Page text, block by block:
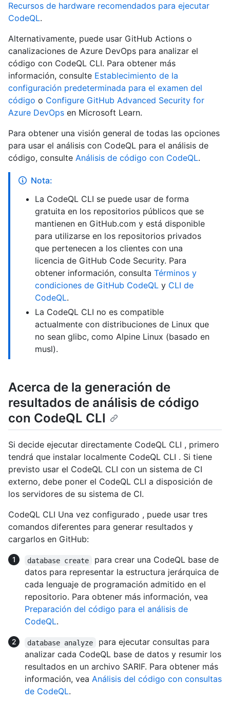
Recursos de hardware recomendados para ejecutar
CodeQL.
Alternativamente, puede usar GitHub Actions o
canalizaciones de Azure DevOps para analizar el
código con CodeQL CLI. Para obtener más
información, consulte Establecimiento de la
configuración predeterminada para el examen del
código o Configure GitHub Advanced Security for
Azure DevOps en Microsoft Learn.
Para obtener una visión general de todas las opciones
para usar el análisis con CodeQL para el análisis de
código, consulte Análisis de código con CodeQL.
Nota:
La CodeQL CLI se puede usar de forma
gratuita en los repositorios públicos que se
mantienen en GitHub.com y está disponible
para utilizarse en los repositorios privados
que pertenecen a los clientes con una
licencia de GitHub Code Security. Para
obtener información, consulta Términos y
condiciones de GitHub CodeQL y CLI de
CodeQL.
La CodeQL CLI no es compatible
actualmente con distribuciones de Linux que
no sean glibc, como Alpine Linux (basado en
musl).
Acerca de la generación de
resultados de análisis de código
con CodeQL CLI
Si decide ejecutar directamente CodeQL CLI , primero
tendrá que instalar localmente CodeQL CLI . Si tiene
previsto usar el CodeQL CLI con un sistema de CI
externo, debe poner el CodeQL CLI a disposición de
los servidores de su sistema de CI.
CodeQL CLI Una vez configurado , puede usar tres
comandos diferentes para generar resultados y
cargarlos en GitHub:
database create
para crear una CodeQL base de
datos para representar la estructura jerárquica de
cada lenguaje de programación admitido en el
repositorio. Para obtener más información, vea
Preparación del código para el análisis de
CodeQL.
database analyze
para ejecutar consultas para
analizar cada CodeQL base de datos y resumir los
resultados en un archivo SARIF. Para obtener más
información, vea Análisis del código con consultas
de CodeQL.